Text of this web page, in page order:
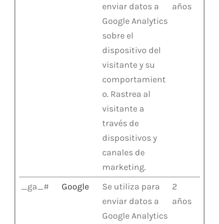
enviar datos a
Google Analytics
sobre el
dispositivo del
visitante y su
comportamient
o. Rastrea al
visitante a
través de
dispositivos y
canales de
marketing.
años
_ga_# Google
Se utiliza para
enviar datos a
Google Analytics
2
años